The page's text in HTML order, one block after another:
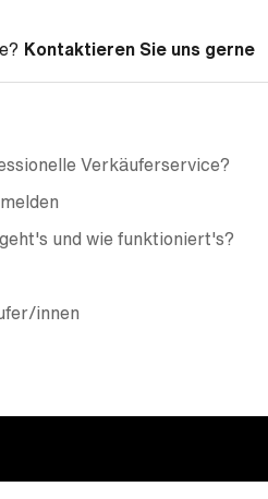
Kontaktieren Sie uns gerne
Verkäuferservice?
und wie funktioniert's?
innen